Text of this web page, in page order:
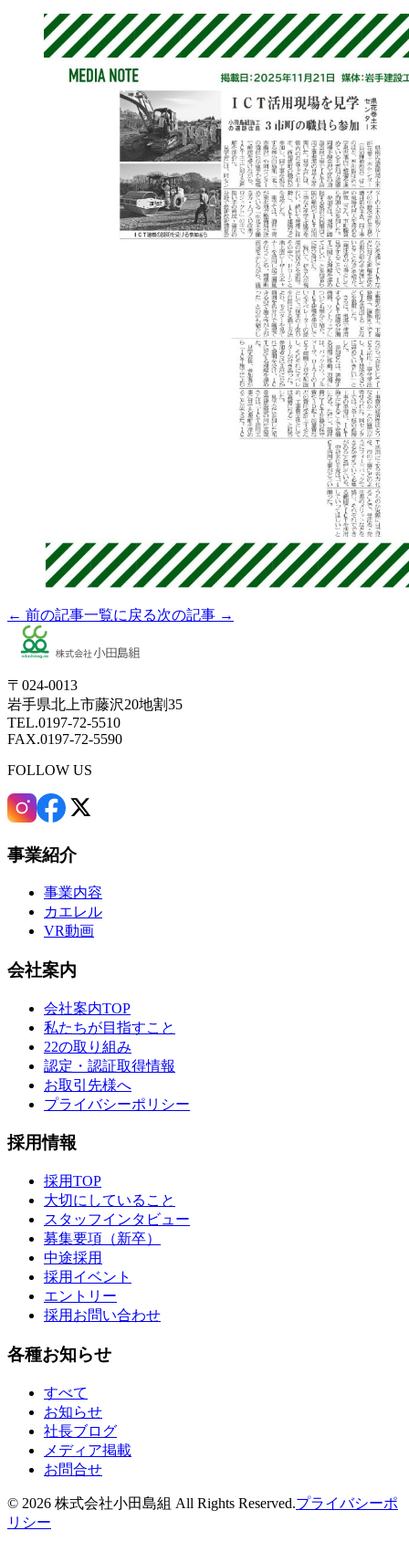
← 前の記事一覧に戻る次の記事 →
〒024-0013
岩手県北上市藤沢20地割35
TEL.0197-72-5510
FAX.0197-72-5590
FOLLOW US
事業紹介
事業内容
カエレル
VR動画
会社案内
会社案内TOP
私たちが目指すこと
22の取り組み
認定・認証取得情報
お取引先様へ
プライバシーポリシー
採用情報
採用TOP
大切にしていること
スタッフインタビュー
募集要項（新卒）
中途採用
採用イベント
エントリー
採用お問い合わせ
各種お知らせ
すべて
お知らせ
社長ブログ
メディア掲載
お問合せ
© 2026 株式会社小田島組 All Rights Reserved.プライバシーポ
リシー